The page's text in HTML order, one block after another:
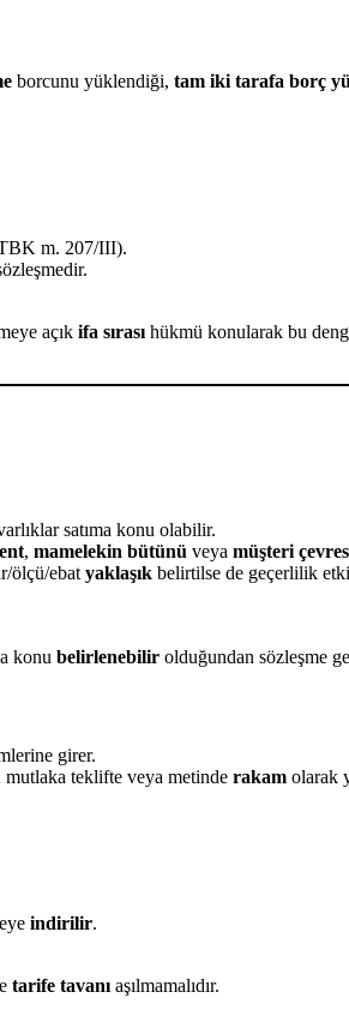
borcunu yüklendiği, tam iki tarafa borç
m. 207/III).
açık ifa sırası hükmü konularak bu
satıma konu olabilir.
, mamelekin bütünü veya müşteri
ölçü/ebat yaklaşık belirtilse de geçerlilik
konu belirlenebilir olduğundan sözleşme
girer.
mutlaka teklifte veya metinde rakam olarak
indirilir.
tarife tavanı aşılmamalıdır.